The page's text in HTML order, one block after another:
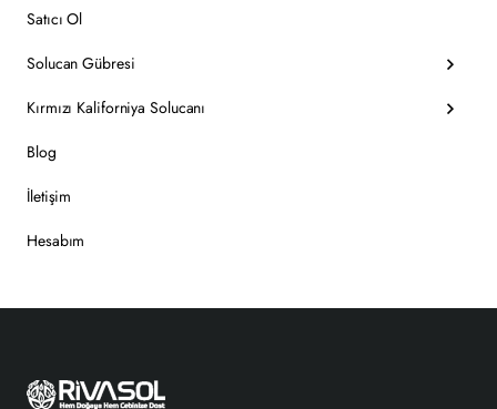
Satıcı Ol
Solucan Gübresi
Kırmızı Kaliforniya Solucanı
Blog
İletişim
Hesabım